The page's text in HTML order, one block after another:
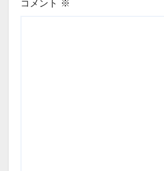
コメント ※